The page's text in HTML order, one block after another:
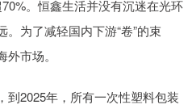
。恒鑫生活并没有沉迷在光环
为了减轻国内下游“卷”的束
市场。
2025年，所有一次性塑料包装